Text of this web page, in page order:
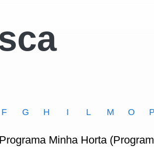
F G H I L M O P
Programa Minha Horta